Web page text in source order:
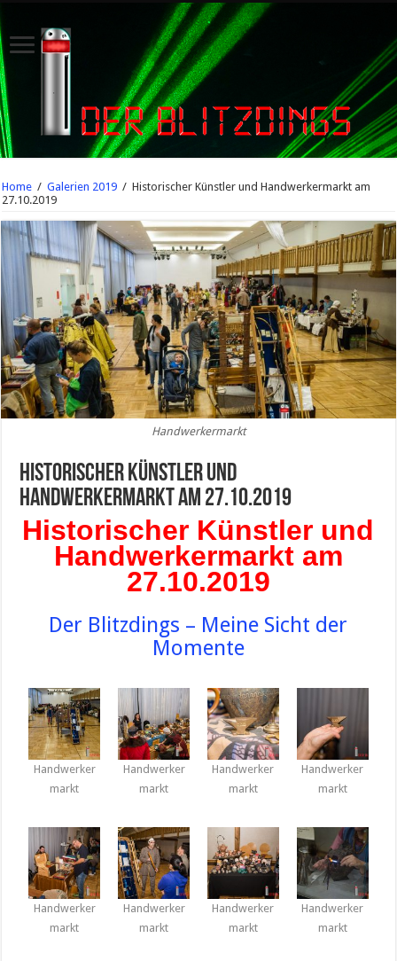
Home / Galerien 2019 / Historischer Künstler und Handwerkermarkt am
27.10.2019
Handwerkermarkt
Historischer Künstler und
Handwerkermarkt am 27.10.2019
Historischer Künstler und
Handwerkermarkt am
27.10.2019
Der Blitzdings – Meine Sicht der
Momente
Handwerker
markt
Handwerker
markt
Handwerker
markt
Handwerker
markt
Handwerker
markt
Handwerker
markt
Handwerker
markt
Handwerker
markt